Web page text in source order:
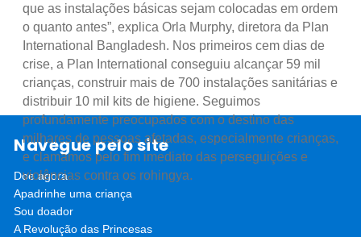
que as instalações básicas sejam colocadas em ordem
o quanto antes”, explica Orla Murphy, diretora da Plan
International Bangladesh. Nos primeiros cem dias de
crise, a Plan International conseguiu alcançar 59 mil
crianças, construir mais de 700 instalações sanitárias e
distribuir 10 mil kits de higiene. Seguimos
profundamente preocupados com o destino das
milhares de pessoas afetadas, especialmente crianças,
e clamamos pelo fim imediato das perseguições e
violências contra os rohingya.
Navegue pelo site
Doe agora
Apadrinhe uma criança
Sou doador
A Revolução das Princesas